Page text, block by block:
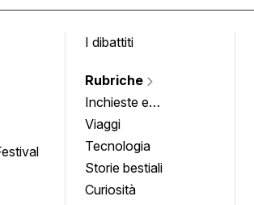
I dibattiti
Rubriche
Inchieste e
approfondimenti
Viaggi
Tecnologia
Storie bestiali
Curiosità